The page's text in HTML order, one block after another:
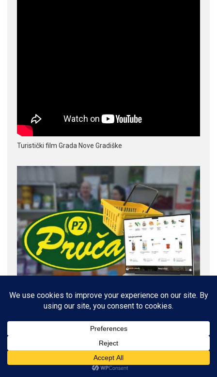
Turistički film Grada Nove Gradiške